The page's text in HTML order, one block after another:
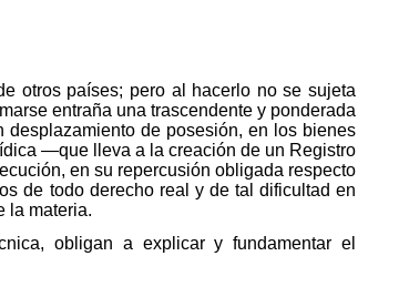
otros países; pero al hacerlo no se sujeta
entraña una trascendente y ponderada
de posesión, en los bienes
—que lleva a la creación de un Registro
en su repercusión obligada respecto
de todo derecho real y de tal dificultad en
la materia.
obligan a explicar y fundamentar el